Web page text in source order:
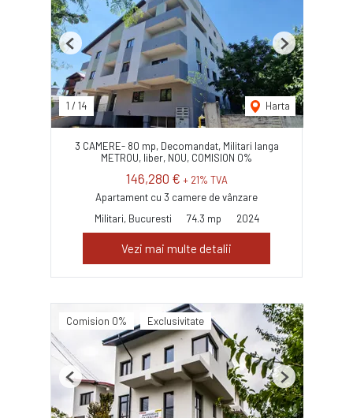
1 / 14 Harta
Previous Next
3 CAMERE- 80 mp, Decomandat, Militari langa
METROU, liber, NOU, COMISION 0%
146,280 € + 21% TVA
Apartament cu 3 camere de vânzare
Militari, Bucuresti
74.3 mp 2024
Vezi mai multe detalii
Comision 0% Exclusivitate
Previous Next